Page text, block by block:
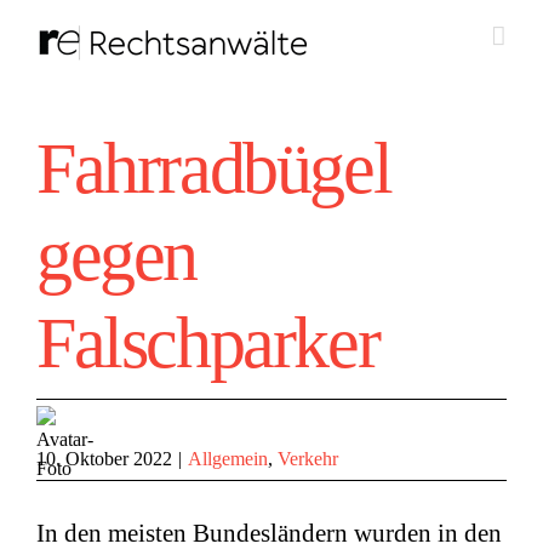
Inhalt
Fahrradbügel
gegen
Falschparker
10. Oktober 2022 | Allgemein, Verkehr
In den meisten Bundesländern wurden in den